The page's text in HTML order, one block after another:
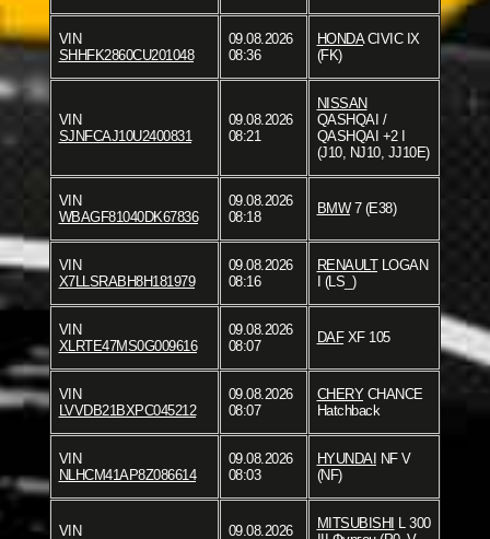
VIN
SHHFK2860CU201048
09.08.2026
08:36
HONDACIVIC IX
(FK)
VIN
SJNFCAJ10U2400831
09.08.2026
08:21
NISSAN
QASHQAI /
QASHQAI +2 I
(J10, NJ10, JJ10E)
VIN
WBAGF81040DK67836
09.08.2026
08:18
BMW7 (E38)
VIN
X7LLSRABH8H181979
09.08.2026
08:16
RENAULTLOGAN
I (LS_)
VIN
XLRTE47MS0G009616
09.08.2026
08:07
DAFXF 105
VIN
LVVDB21BXPC045212
09.08.2026
08:07
CHERYCHANCE
Hatchback
VIN
NLHCM41AP8Z086614
09.08.2026
08:03
HYUNDAI NF V
(NF)
VIN
09.08.2026
MITSUBISHI L 300